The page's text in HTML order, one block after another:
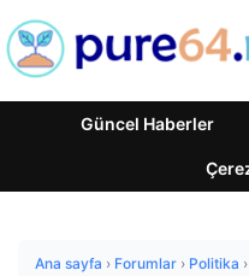
Güncel Haberler
Ana sayfa › Forumlar › Politika ›